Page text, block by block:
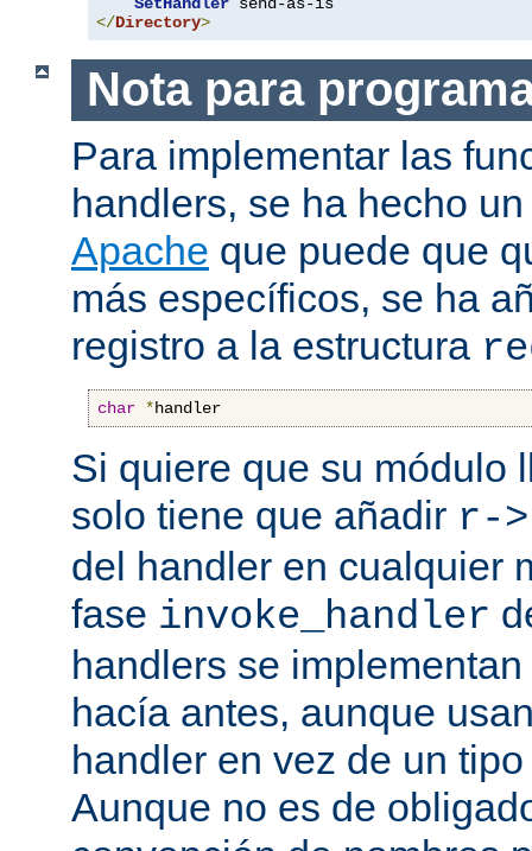
SetHandler
</Directory>
Nota para
Para implementar las
handlers, se ha hecho
Apache que puede que
más específicos, se ha
registro a la estructura
char *handler
Si quiere que su módulo
solo tiene que añadir r-
del handler en cualquier
fase invoke_handler
handlers se
hacía antes, aunque
handler en vez de un
Aunque no es de